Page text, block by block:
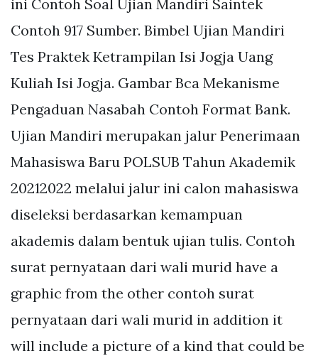
ini Contoh Soal Ujian Mandiri Saintek
Contoh 917 Sumber. Bimbel Ujian Mandiri
Tes Praktek Ketrampilan Isi Jogja Uang
Kuliah Isi Jogja. Gambar Bca Mekanisme
Pengaduan Nasabah Contoh Format Bank.
Ujian Mandiri merupakan jalur Penerimaan
Mahasiswa Baru POLSUB Tahun Akademik
20212022 melalui jalur ini calon mahasiswa
diseleksi berdasarkan kemampuan
akademis dalam bentuk ujian tulis. Contoh
surat pernyataan dari wali murid have a
graphic from the other contoh surat
pernyataan dari wali murid in addition it
will include a picture of a kind that could be